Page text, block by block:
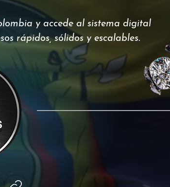
y accede al sistema digital
rápidos, sólidos y escalables.